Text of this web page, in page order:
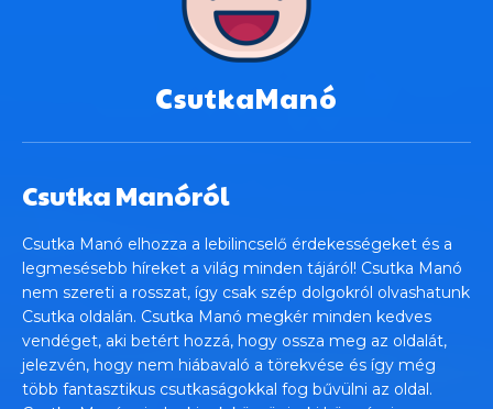
CsutkaManó
Csutka Manóról
Csutka Manó elhozza a lebilincselő érdekességeket és a
legmesésebb híreket a világ minden tájáról! Csutka Manó
nem szereti a rosszat, így csak szép dolgokról olvashatunk
Csutka oldalán. Csutka Manó megkér minden kedves
vendéget, aki betért hozzá, hogy ossza meg az oldalát,
jelezvén, hogy nem hiábavaló a törekvése és így még
több fantasztikus csutkaságokkal fog bűvülni az oldal.